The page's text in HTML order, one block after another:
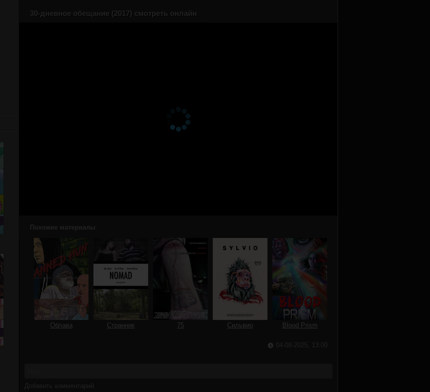
30-дневное обещание (2017) смотреть онлайн
Похожие материалы
Облава Странник 75 Сильвио Blood Prism
04-08-2025, 13:00
Добавить комментарий